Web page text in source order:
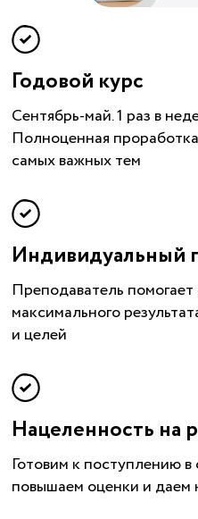
Годовой курс
Сентябрь-май. 1 раз в
Полноценная
самых важных тем
Индивидуальный
Преподаватель
максимального
и целей
Нацеленность на
Готовим к поступлению
повышаем оценки и даем